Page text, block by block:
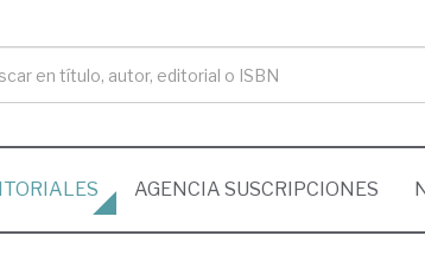
AGENCIA SUSCRIPCIONES